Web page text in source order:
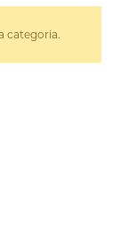
categoria.